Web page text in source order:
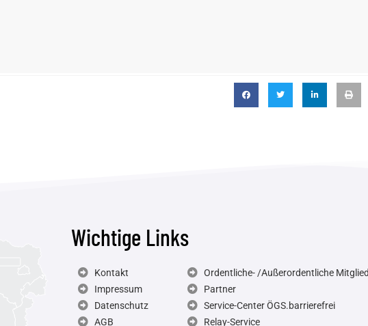
Wichtige Links
Kontakt
Impressum
Datenschutz
AGB
Ordentliche- /Außerordentliche
Partner
Service-Center ÖGS.barrierefrei
Relay-Service